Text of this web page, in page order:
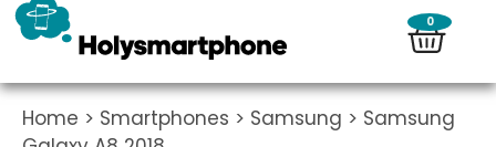
0
Home > Smartphones > Samsung > Samsung